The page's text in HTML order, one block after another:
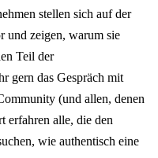
stellen sich auf der
und zeigen, warum sie
Teil der
gern das Gespräch mit
(und allen, denen
erfahren alle, die den
wie authentisch eine